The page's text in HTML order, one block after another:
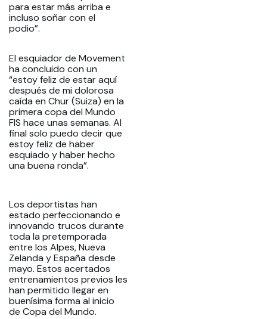
para estar más arriba e
incluso soñar con el
podio”.
El esquiador de Movement
ha concluido con un
“estoy feliz de estar aquí
después de mi dolorosa
caída en Chur (Suiza) en la
primera copa del Mundo
FIS hace unas semanas. Al
final solo puedo decir que
estoy feliz de haber
esquiado y haber hecho
una buena ronda”.
Los deportistas han
estado perfeccionando e
innovando trucos durante
toda la pretemporada
entre los Alpes, Nueva
Zelanda y España desde
mayo. Estos acertados
entrenamientos previos les
han permitido llegar en
buenísima forma al inicio
de Copa del Mundo.